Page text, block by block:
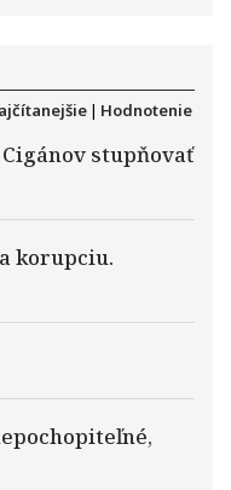
| Hodnotenie
stupňovať
korupciu.